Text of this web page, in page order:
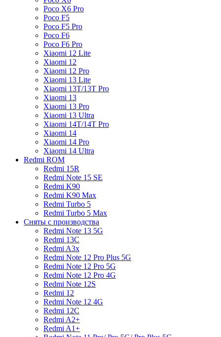
Poco X6 Pro
Poco F5
Poco F5 Pro
Poco F6
Poco F6 Pro
Xiaomi 12 Lite
Xiaomi 12
Xiaomi 12 Pro
Xiaomi 13 Lite
Xiaomi 13T/13T Pro
Xiaomi 13
Xiaomi 13 Pro
Xiaomi 13 Ultra
Xiaomi 14T/14T Pro
Xiaomi 14
Xiaomi 14 Pro
Xiaomi 14 Ultra
Redmi ROM
Redmi 15R
Redmi Note 15 SE
Redmi K90
Redmi K90 Max
Redmi Turbo 5
Redmi Turbo 5 Max
Сняты с производства
Redmi Note 13 5G
Redmi 13C
Redmi A3x
Redmi Note 12 Pro Plus 5G
Redmi Note 12 Pro 5G
Redmi Note 12 Pro 4G
Redmi Note 12S
Redmi 12
Redmi Note 12 4G
Redmi 12C
Redmi A2+
Redmi A1+